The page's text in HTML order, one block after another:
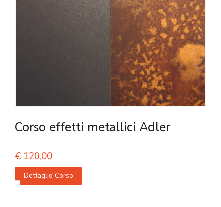
Corso effetti metallici Adler
€ 120,00
Dettaglio Corso